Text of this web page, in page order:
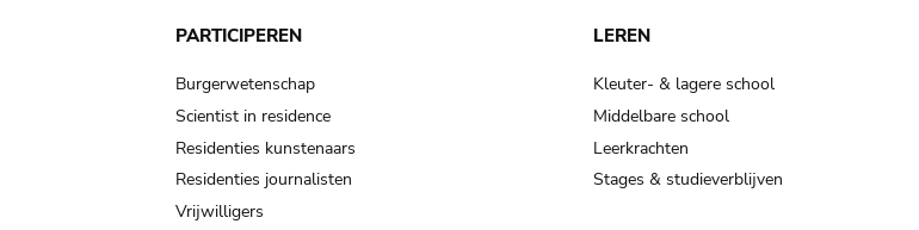
PARTICIPEREN
Burgerwetenschap
Scientist in residence
Residenties kunstenaars
Residenties journalisten
Vrijwilligers
LEREN
Kleuter- & lagere school
Middelbare school
Leerkrachten
Stages & studieverblijven